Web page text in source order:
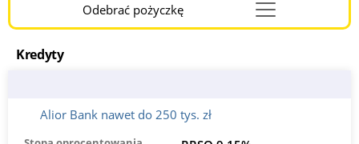
Odebrać pożyczkęMenu
Burger
Kredyty
Alior Bank nawet do 250 tys. zł